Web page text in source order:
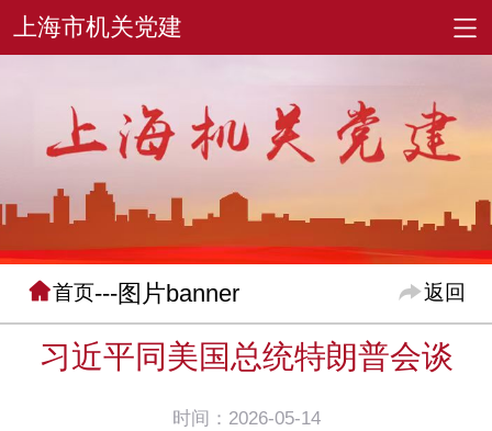
首页---图片banner 返回
习近平同美国总统特朗普会谈
时间：2026-05-14